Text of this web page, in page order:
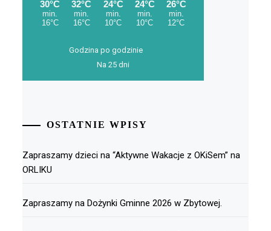
Godzina po godzinie
Na 25 dni
OSTATNIE WPISY
Zapraszamy dzieci na “Aktywne Wakacje z OKiSem” na
ORLIKU
Zapraszamy na Dożynki Gminne 2026 w Zbytowej.